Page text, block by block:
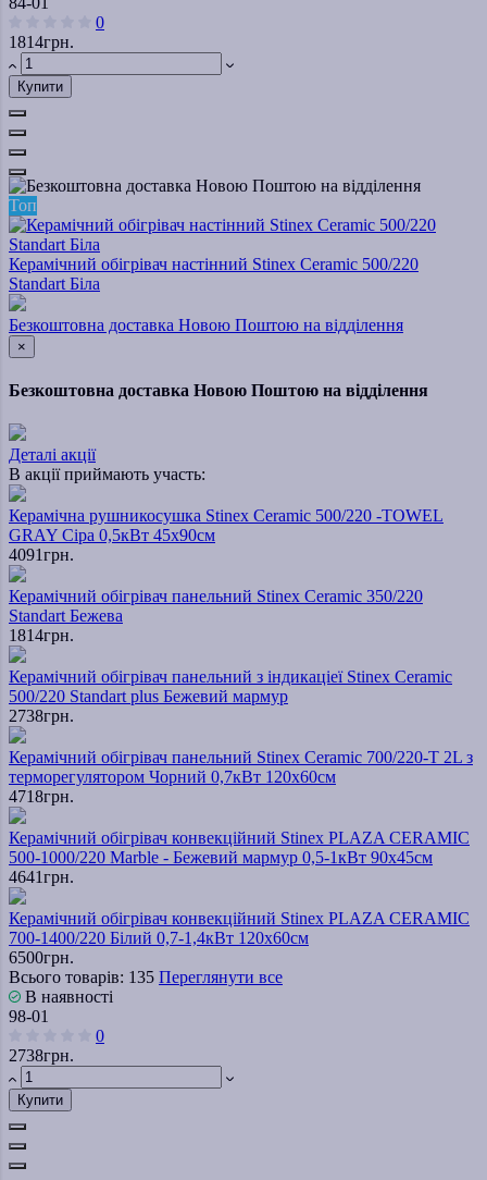
0
1814грн.
Купити
Топ
Керамічний обігрівач настінний Stinex Ceramic 500/220
Standart Біла
Безкоштовна доставка Новою Поштою на відділення
×
Безкоштовна доставка Новою Поштою на відділення
Деталі акції
В акції приймають участь:
Керамічна рушникосушка Stinex Ceramic 500/220 -TOWEL
GRAY Сіра 0,5кВт 45х90см
4091грн.
Керамічний обігрівач панельний Stinex Ceramic 350/220
Standart Бежева
1814грн.
Керамічний обігрівач панельний з індикаціеї Stinex Ceramic
500/220 Standart plus Бежевий мармур
2738грн.
Керамічний обігрівач панельний Stinex Ceramic 700/220-T 2L з
терморегулятором Чорний 0,7кВт 120х60см
4718грн.
Керамічний обігрівач конвекційний Stinex PLAZA CERAMIC
500-1000/220 Marble - Бежевий мармур 0,5-1кВт 90х45см
4641грн.
Керамічний обігрівач конвекційний Stinex PLAZA CERAMIC
700-1400/220 Білий 0,7-1,4кВт 120х60см
6500грн.
Всього товарів: 135 Переглянути все
В наявності
98-01
0
2738грн.
Купити